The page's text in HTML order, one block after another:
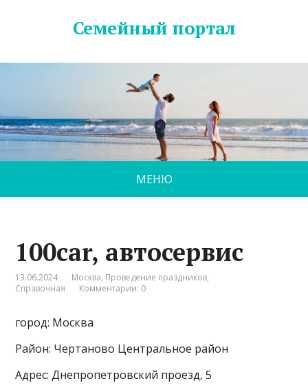
Семейный портал
МЕНЮ
100car, автосервис
13.06.2024 Москва, Проведение праздников,
Справочная
Комментарии: 0
город: Москва
Район: Чертаново Центральное район
Адрес: Днепропетровский проезд, 5